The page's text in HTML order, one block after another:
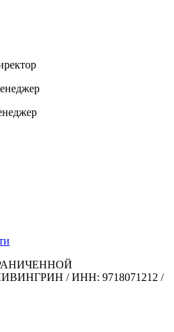
/ ИНН: 9718071212 /